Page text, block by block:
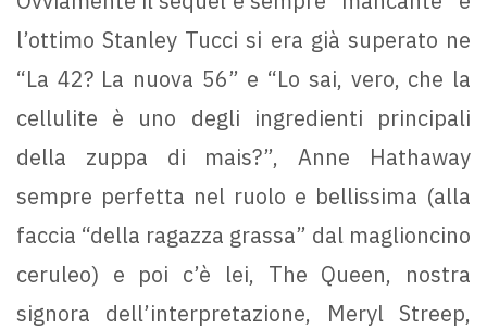
l’ottimo Stanley Tucci si era già superato ne
“La 42? La nuova 56” e “Lo sai, vero, che la
cellulite è uno degli ingredienti principali
della zuppa di mais?”, Anne Hathaway
sempre perfetta nel ruolo e bellissima (alla
faccia “della ragazza grassa” dal maglioncino
ceruleo) e poi c’è lei, The Queen, nostra
signora dell’interpretazione, Meryl Streep,